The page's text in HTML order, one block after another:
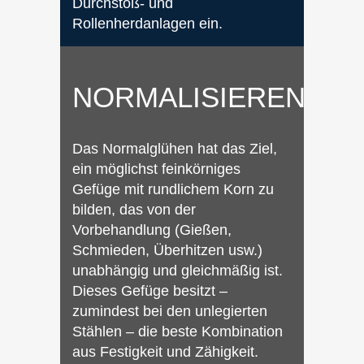
Rollenherdanlagen ein.
NORMALISIEREN
Das Normalglühen hat das Ziel,
ein möglichst feinkörniges
Gefüge mit rundlichem Korn zu
bilden, das von der
Vorbehandlung (Gießen,
Schmieden, Überhitzen usw.)
unabhängig und gleichmäßig ist.
Dieses Gefüge besitzt –
zumindest bei den unlegierten
Stählen – die beste Kombination
aus Festigkeit und Zähigkeit.